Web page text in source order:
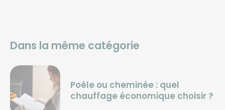
Dans la même catégorie
Poêle ou cheminée : quel
chauffage économique choisir ?